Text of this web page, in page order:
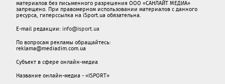
материалов без письменного разрешения ООО «САНЛАЙТ МЕДИА»
запрещено. При правомерном использовании материалов с данного
ресурса, гиперссылка на iSport.ua обязательна.
E-mail редакции: info@isport.ua
По вопросам рекламы обращайтесь:
reklama@mediadim.com.ua
Субъект в сфере онлайн-медиа
Название онлайн-медиа - «ISPORT»